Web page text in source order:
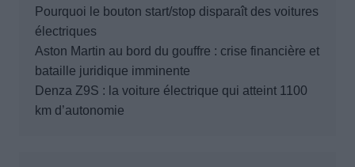
Pourquoi le bouton start/stop disparaît des voitures
électriques
Aston Martin au bord du gouffre : crise financière et
bataille juridique imminente
Denza Z9S : la voiture électrique qui atteint 1100
km d’autonomie